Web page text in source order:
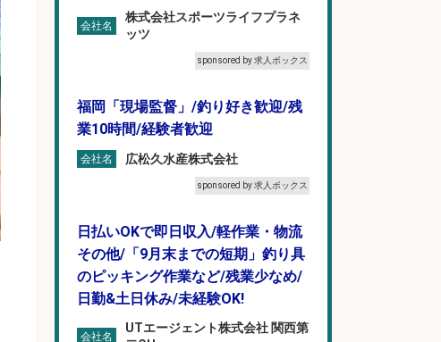
会社名
株式会社スポーツライフプラネ
ッツ
sponsored by 求人ボックス
福岡「現場監督」/釣り好き歓迎/残
業10時間/経験者歓迎
会社名 広松久水産株式会社
sponsored by 求人ボックス
日払いOKで即日収入/軽作業・物流
その他/「9月末までの短期」釣り具
のピッキング作業など/残業少なめ/
日勤&土日休み/未経験OK!
会社名
UTエージェント株式会社 関西第